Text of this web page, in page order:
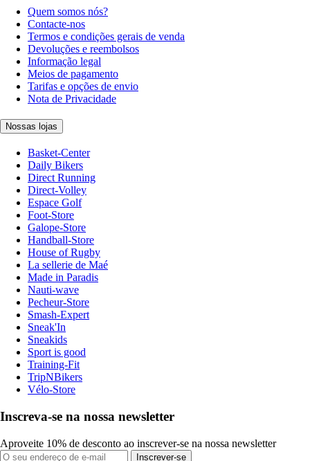
Quem somos nós?
Contacte-nos
Termos e condições gerais de venda
Devoluções e reembolsos
Informação legal
Meios de pagamento
Tarifas e opções de envio
Nota de Privacidade
Nossas lojas
Basket-Center
Daily Bikers
Direct Running
Direct-Volley
Espace Golf
Foot-Store
Galope-Store
Handball-Store
House of Rugby
La sellerie de Maé
Made in Paradis
Nauti-wave
Pecheur-Store
Smash-Expert
Sneak'In
Sneakids
Sport is good
Training-Fit
TripNBikers
Vélo-Store
Inscreva-se na nossa newsletter
Aproveite 10% de desconto ao inscrever-se na nossa newsletter
Inscrever-se